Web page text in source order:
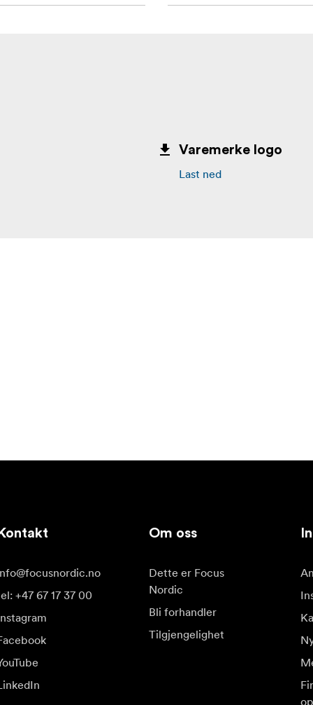
Varemerke logo
Last ned
Kontakt
+47 67 17 37 00
Om oss
Dette er Focus
Nordic
Bli forhandler
Tilgjengelighet